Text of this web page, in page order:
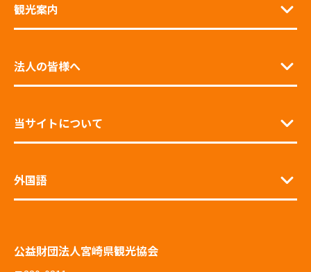
観光案内
法人の皆様へ
当サイトについて
外国語
公益財団法人宮崎県観光協会